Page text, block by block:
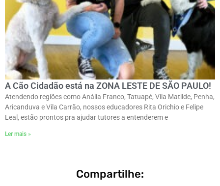
A Cão Cidadão está na ZONA LESTE DE SÃO PAULO!
Atendendo regiões como Anália Franco, Tatuapé, Vila Matilde, Penha,
Aricanduva e Vila Carrão, nossos educadores Rita Orichio e Felipe
Leal, estão prontos pra ajudar tutores a entenderem e
Ler mais »
Compartilhe: